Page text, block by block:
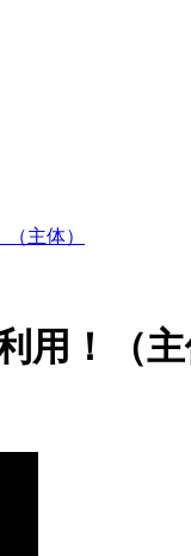
主体）
用！（